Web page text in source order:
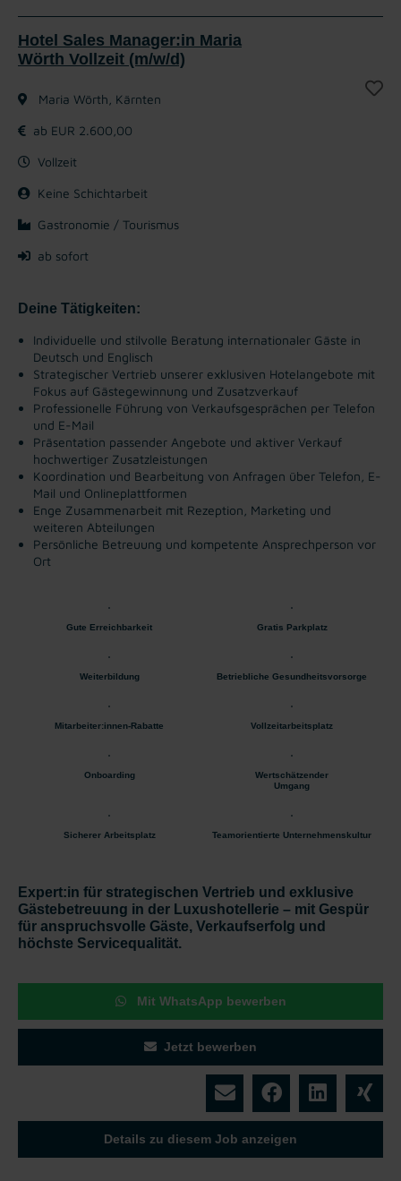
Hotel Sales Manager:in Maria
Wörth Vollzeit (m/w/d)
Maria Wörth, Kärnten
ab EUR 2.600,00
Vollzeit
Keine Schichtarbeit
Gastronomie / Tourismus
ab sofort
Deine Tätigkeiten:
Individuelle und stilvolle Beratung internationaler Gäste in
Deutsch und Englisch
Strategischer Vertrieb unserer exklusiven Hotelangebote mit
Fokus auf Gästegewinnung und Zusatzverkauf
Professionelle Führung von Verkaufsgesprächen per Telefon
und E-Mail
Präsentation passender Angebote und aktiver Verkauf
hochwertiger Zusatzleistungen
Koordination und Bearbeitung von Anfragen über Telefon, E-
Mail und Onlineplattformen
Enge Zusammenarbeit mit Rezeption, Marketing und
weiteren Abteilungen
Persönliche Betreuung und kompetente Ansprechperson vor
Ort
Gute Erreichbarkeit Gratis Parkplatz
Weiterbildung Betriebliche Gesundheitsvorsorge
Mitarbeiter:innen-Rabatte Vollzeitarbeitsplatz
Onboarding
Wertschätzender
Umgang
Sicherer Arbeitsplatz Teamorientierte Unternehmenskultur
Expert:in für strategischen Vertrieb und exklusive
Gästebetreuung in der Luxushotellerie – mit Gespür
für anspruchsvolle Gäste, Verkaufserfolg und
höchste Servicequalität.
Mit WhatsApp bewerben
Jetzt bewerben
Details zu diesem Job anzeigen